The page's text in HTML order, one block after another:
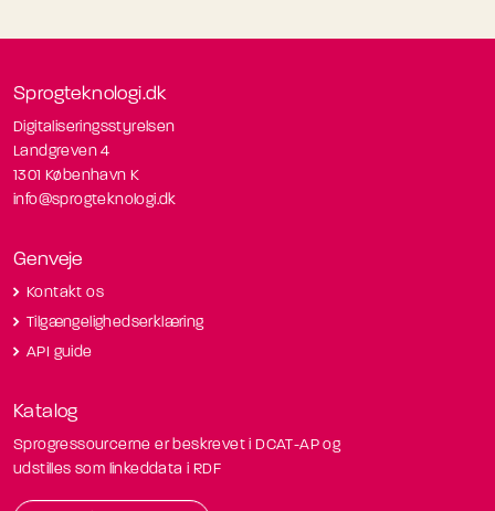
Sprogteknologi.dk
Digitaliseringsstyrelsen
Landgreven 4
1301 København K
info@sprogteknologi.dk
Genveje
Kontakt os
Tilgængelighedserklæring
API guide
Katalog
Sprogressourcerne er beskrevet i DCAT-AP og
udstilles som linkeddata i RDF